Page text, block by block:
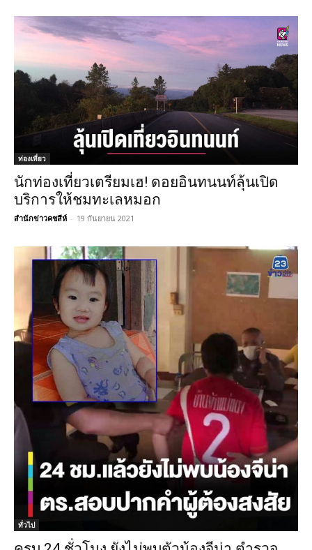
ท่องเที่ยว
นักท่องเที่ยวเตรียมเฮ! ดอยอินทนนท์ลุ้นเปิด
บริการให้ชมทะเลหมอก
สำนักข่าวคชสีห์ - 19 กันยายน 2021
ทั่วไป